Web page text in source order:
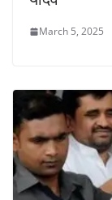
March 5, 2025